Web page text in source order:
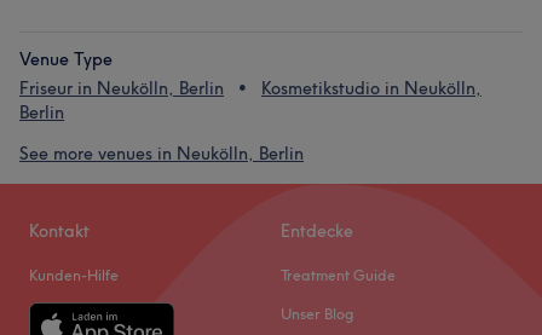
Venue Type
Friseur in Neukölln, Berlin
Kosmetikstudio in Neukölln,
Berlin
See more venues in Neukölln, Berlin
Kontakt
Kunden-Hilfe
Entdecke
Treatment Guide
Unser Blog